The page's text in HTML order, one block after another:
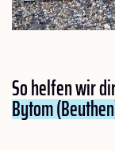
So helfen wir
Bytom